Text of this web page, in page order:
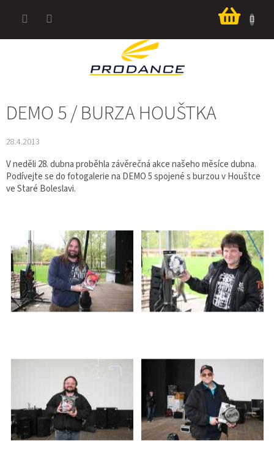
košík
DEMO 5 / BURZA HOUŠTKA
28.4.2013
V neděli 28. dubna proběhla závěrečná akce našeho měsíce dubna.
Podívejte se do fotogalerie na DEMO 5 spojené s burzou v Houštce
ve Staré Boleslavi.